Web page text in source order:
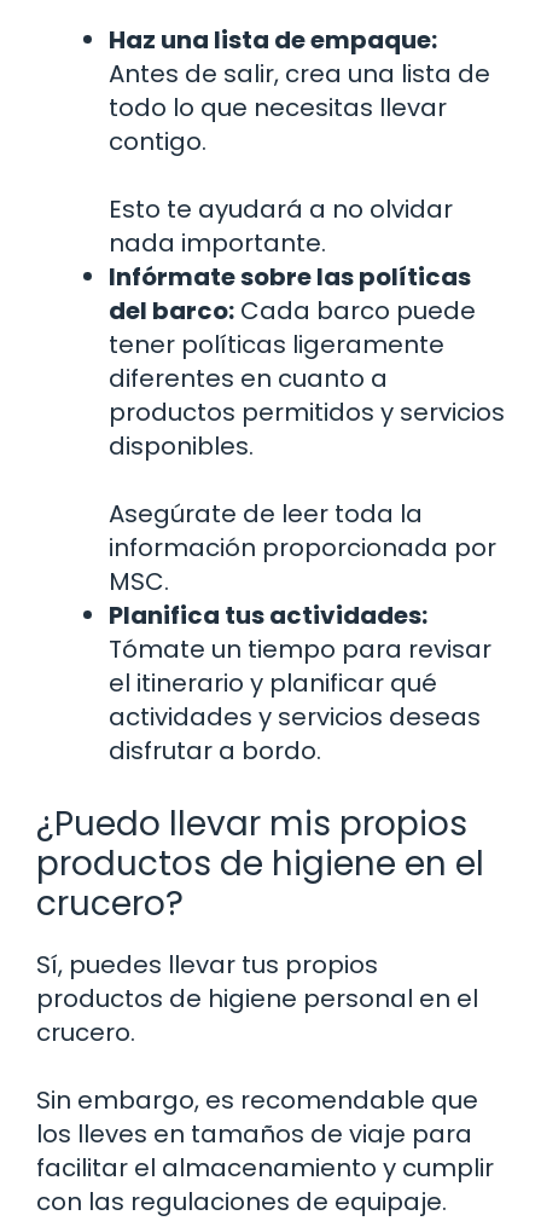
Haz una lista de empaque:
Antes de salir, crea una lista de
todo lo que necesitas llevar
contigo.
Esto te ayudará a no olvidar
nada importante.
Infórmate sobre las políticas
del barco: Cada barco puede
tener políticas ligeramente
diferentes en cuanto a
productos permitidos y servicios
disponibles.
Asegúrate de leer toda la
información proporcionada por
MSC.
Planifica tus actividades:
Tómate un tiempo para revisar
el itinerario y planificar qué
actividades y servicios deseas
disfrutar a bordo.
¿Puedo llevar mis propios
productos de higiene en el
crucero?
Sí, puedes llevar tus propios
productos de higiene personal en el
crucero.
Sin embargo, es recomendable que
los lleves en tamaños de viaje para
facilitar el almacenamiento y cumplir
con las regulaciones de equipaje.